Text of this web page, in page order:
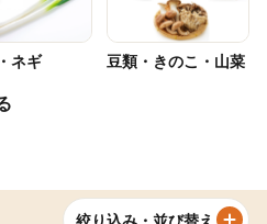
ネギ 豆類・きのこ・山菜